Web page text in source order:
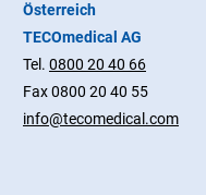
Österreich
TECOmedical AG
Tel. 0800 20 40 66
Fax 0800 20 40 55
info@tecomedical.com